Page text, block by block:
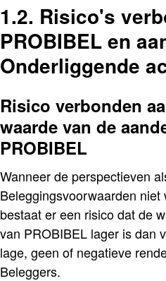
1.2. Risico's
PROBIBEL en
Onderliggende
Risico verbonden
waarde van de
PROBIBEL
Wanneer de perspectieven
Beleggingsvoorwaarden
bestaat er een risico dat de
van PROBIBEL lager is dan
lage, geen of negatieve
Beleggers.